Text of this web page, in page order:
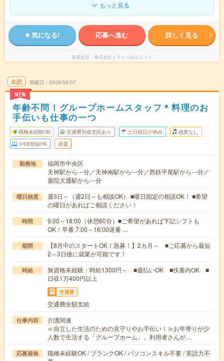
もっと見る
気になる! 応募へ進む 詳しく見る
派遣会社 株式会社トライバルユニット
未読
NEW
掲載日 2026/08/07
年齢不問！グループホームスタッフ＊料理のお
手伝いも仕事の一つ
職種未経験OK 交通費別途支給あり 土日祝日が休み 残業なし
WEB登録OK 派遣
勤務地
福岡市中央区
天神駅から---分／天神南駅から---分／西鉄平尾駅から---分／
薬院大通駅から---分
曜日頻度
週3日～（週2日～も相談OK） ■曜日固定の相談OK！ ■希望
の曜日があればご相談ください！
時間
9:00～18:00（休憩60分）■ご希望があれば下記シフトも
OK！早番 7:00～16:00遅番 …
期間
【8月中のスタートOK！急募！】2カ月～ ■ご応募から最短
2～3日後に就業が可能です！
時給
無資格未経験：時給1300円～ ■週払いOK ■扶養内OK ■
日収1万400円以上
交通費
交通費全額支給
仕事内容
介護関連
≪自立した生活のための見守りやお手伝い！≫お年寄りが少
人数で生活する「グループホーム」。利用者さんが…
応募資格
職種未経験OK / ブランクOK / パソコンスキル不要 / 英語力不